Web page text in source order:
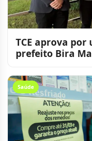
TCE aprova
prefeito Bira
Saúde